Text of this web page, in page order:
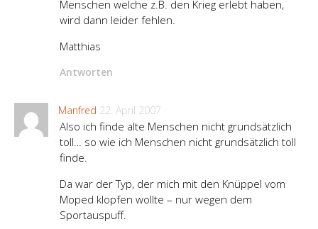
Menschen welche z.B. den Krieg erlebt haben,
wird dann leider fehlen.
Matthias
Antworten
Manfred 22. April 2007
Also ich finde alte Menschen nicht grundsätzlich
toll… so wie ich Menschen nicht grundsätzlich toll
finde.
Da war der Typ, der mich mit den Knüppel vom
Moped klopfen wollte – nur wegen dem
Sportauspuff.